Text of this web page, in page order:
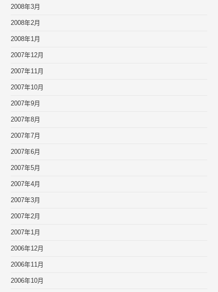
2008年3月
2008年2月
2008年1月
2007年12月
2007年11月
2007年10月
2007年9月
2007年8月
2007年7月
2007年6月
2007年5月
2007年4月
2007年3月
2007年2月
2007年1月
2006年12月
2006年11月
2006年10月